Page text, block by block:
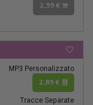
2,99 €
MP3 Personalizzato
2,89 €
Tracce Separate